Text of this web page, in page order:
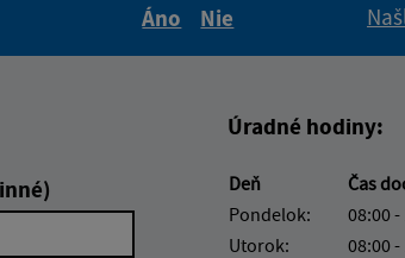
Áno
Nie
Úradné hodiny:
Deň Čas
Pondelok:
08:00 -
Utorok:
08:00 -